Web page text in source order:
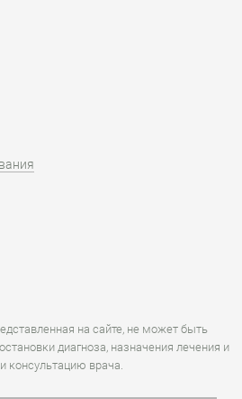
на сайте, не может быть
диагноза, назначения лечения и
консультацию врача.